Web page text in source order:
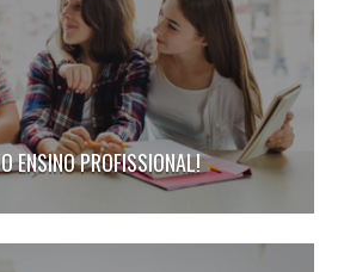
ENSINO PROFISSIONAL!